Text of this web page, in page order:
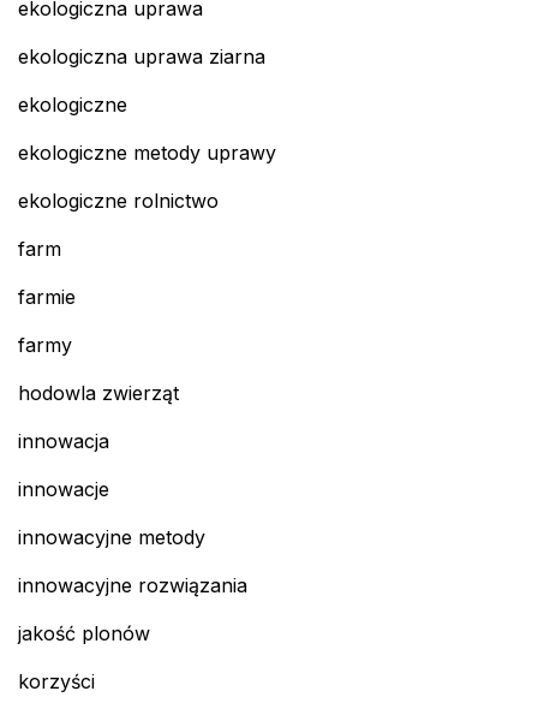
ekologiczna uprawa
ekologiczna uprawa ziarna
ekologiczne
ekologiczne metody uprawy
ekologiczne rolnictwo
farm
farmie
farmy
hodowla zwierząt
innowacja
innowacje
innowacyjne metody
innowacyjne rozwiązania
jakość plonów
korzyści